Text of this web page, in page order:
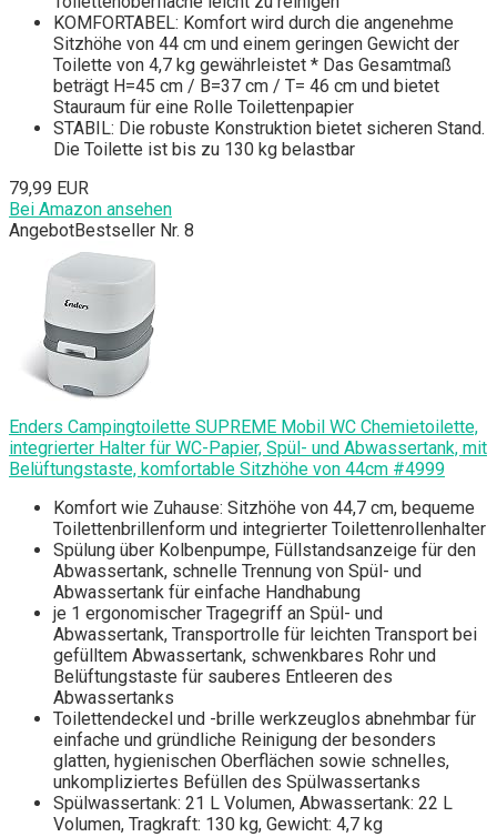
KOMFORTABEL: Komfort wird durch die angenehme
Sitzhöhe von 44 cm und einem geringen Gewicht der
Toilette von 4,7 kg gewährleistet * Das Gesamtmaß
beträgt H=45 cm / B=37 cm / T= 46 cm und bietet
Stauraum für eine Rolle Toilettenpapier
STABIL: Die robuste Konstruktion bietet sicheren Stand.
Die Toilette ist bis zu 130 kg belastbar
79,99 EUR
Bei Amazon ansehen
AngebotBestseller Nr. 8
Enders Campingtoilette SUPREME Mobil WC Chemietoilette,
integrierter Halter für WC-Papier, Spül- und Abwassertank, mit
Belüftungstaste, komfortable Sitzhöhe von 44cm #4999
Komfort wie Zuhause: Sitzhöhe von 44,7 cm, bequeme
Toilettenbrillenform und integrierter Toilettenrollenhalter
Spülung über Kolbenpumpe, Füllstandsanzeige für den
Abwassertank, schnelle Trennung von Spül- und
Abwassertank für einfache Handhabung
je 1 ergonomischer Tragegriff an Spül- und
Abwassertank, Transportrolle für leichten Transport bei
gefülltem Abwassertank, schwenkbares Rohr und
Belüftungstaste für sauberes Entleeren des
Abwassertanks
Toilettendeckel und -brille werkzeuglos abnehmbar für
einfache und gründliche Reinigung der besonders
glatten, hygienischen Oberflächen sowie schnelles,
unkompliziertes Befüllen des Spülwassertanks
Spülwassertank: 21 L Volumen, Abwassertank: 22 L
Volumen, Tragkraft: 130 kg, Gewicht: 4,7 kg